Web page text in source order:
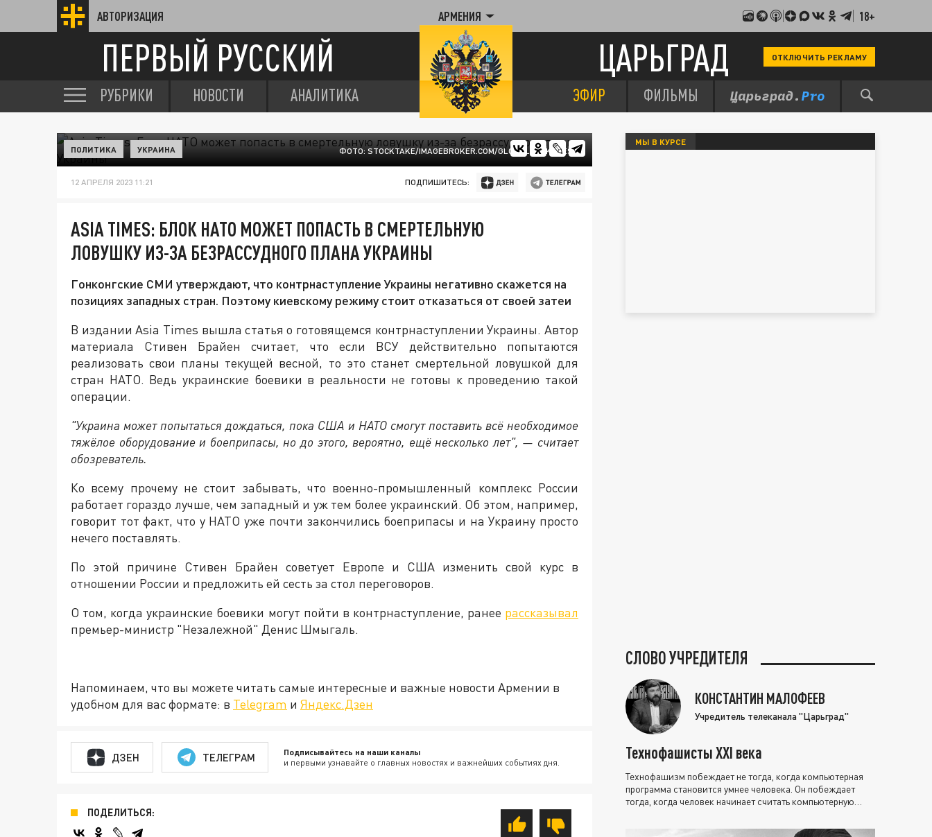
АВТОРИЗАЦИЯ АРМЕНИЯ 18+
ПЕРВЫЙ РУССКИЙ ЦАРЬГРАД ОТКЛЮЧИТЬ РЕКЛАМУ
РУБРИКИ НОВОСТИ АНАЛИТИКА ЭФИР ФИЛЬМЫ
ФОТО: STOCKTAKE/IMAGEBROKER.COM/GLOBALLOOKPRESS
ПОЛИТИКА УКРАИНА
12 АПРЕЛЯ 2023 11:21 ПОДПИШИТЕСЬ:
ASIA TIMES: БЛОК НАТО МОЖЕТ ПОПАСТЬ В СМЕРТЕЛЬНУЮ
ЛОВУШКУ ИЗ-ЗА БЕЗРАССУДНОГО ПЛАНА УКРАИНЫ
Гонконгские СМИ утверждают, что контрнаступление Украины негативно скажется на
позициях западных стран. Поэтому киевскому режиму стоит отказаться от своей затеи
В издании Asia Times вышла статья о готовящемся контрнаступлении Украины. Автор
материала Стивен Брайен считает, что если ВСУ действительно попытаются
реализовать свои планы текущей весной, то это станет смертельной ловушкой для
стран НАТО. Ведь украинские боевики в реальности не готовы к проведению такой
операции.
"Украина может попытаться дождаться, пока США и НАТО смогут поставить всё необходимое
тяжёлое оборудование и боеприпасы, но до этого, вероятно, ещё несколько лет", — считает
обозреватель.
Ко всему прочему не стоит забывать, что военно-промышленный комплекс России
работает гораздо лучше, чем западный и уж тем более украинский. Об этом, например,
говорит тот факт, что у НАТО уже почти закончились боеприпасы и на Украину просто
нечего поставлять.
По этой причине Стивен Брайен советует Европе и США изменить свой курс в
отношении России и предложить ей сесть за стол переговоров.
О том, когда украинские боевики могут пойти в контрнаступление, ранее рассказывал
премьер-министр "Незалежной" Денис Шмыгаль.
Напоминаем, что вы можете читать самые интересные и важные новости Армении в
удобном для вас формате: в Telegram и Яндекс.Дзен
ДЗЕН ТЕЛЕГРАМ Подписывайтесь на наши каналы
и первыми узнавайте о главных новостях и важнейших событиях дня.
ПОДЕЛИТЬСЯ:
МЫ В КУРСЕ
СЛОВО УЧРЕДИТЕЛЯ
КОНСТАНТИН МАЛОФЕЕВ
Учредитель телеканала "Царьград"
Технофашисты XXI века
Технофашизм побеждает не тогда, когда компьютерная
программа становится умнее человека. Он побеждает
тогда, когда человек начинает считать компьютерную